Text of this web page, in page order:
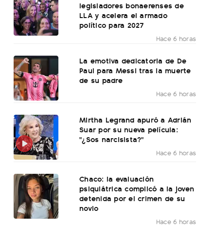
legisladores bonaerenses de
LLA y acelera el armado
político para 2027
Hace 6 horas
La emotiva dedicatoria de De
Paul para Messi tras la muerte
de su padre
Hace 6 horas
Mirtha Legrand apuró a Adrián
Suar por su nueva película:
"¿Sos narcisista?"
Hace 6 horas
Chaco: la evaluación
psiquiátrica complicó a la joven
detenida por el crimen de su
novio
Hace 6 horas